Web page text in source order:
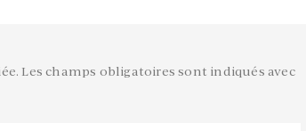
Les champs obligatoires sont indiqués avec